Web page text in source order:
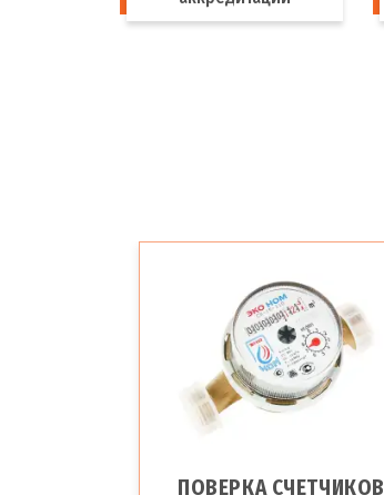
ПОВЕРКА СЧЕТЧИКОВ